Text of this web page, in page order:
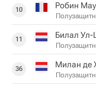
10 Робин
11 Билал
36 Милан де